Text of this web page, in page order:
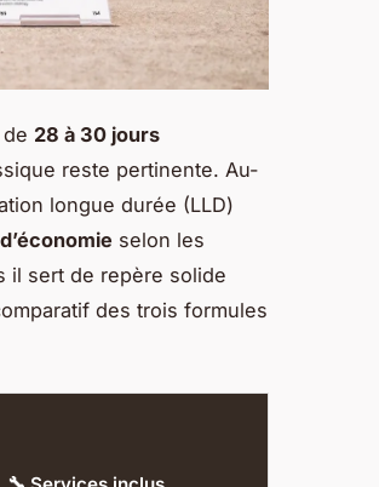
28 à 30 jours
reste pertinente. Au-
longue durée (LLD)
selon les
il sert de repère solide
des trois formules